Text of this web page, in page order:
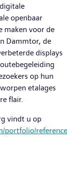
openbaar
maken voor de
Dammtor, de
displays
op hun
etalages
flair.
vindt u op
portfolio/